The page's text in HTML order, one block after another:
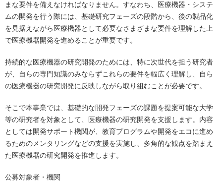
まな要件を備えなければなりません。すなわち、医療機器・システ
ムの開発を行う際には、基礎研究フェーズの段階から、後の製品化
を見据えながら医療機器として必要なさまざまな要件を理解した上
で医療機器開発を進めることが重要です。
持続的な医療機器の研究開発のためには、特に次世代を担う研究者
が、自らの専門知識のみならずこれらの要件を幅広く理解し、自ら
の医療機器の研究開発に反映しながら取り組むことが必要です。
そこで本事業では、基礎的な開発フェーズの課題を提案可能な大学
等の研究者を対象として、医療機器の研究開発を支援します。内容
としては開発サポート機関が、教育プログラムや開発をエコに進め
るためのメンタリングなどの支援を実施し、多角的な観点を踏まえ
た医療機器の研究開発を推進します。
公募対象者・機関